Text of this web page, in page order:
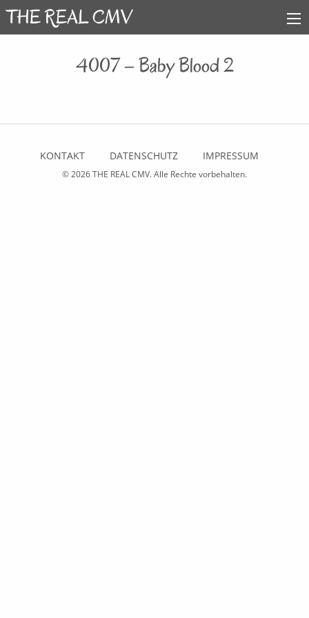
4007 – Baby Blood 2
KONTAKT DATENSCHUTZ IMPRESSUM
© 2026THE REAL CMV. Alle Rechte vorbehalten.